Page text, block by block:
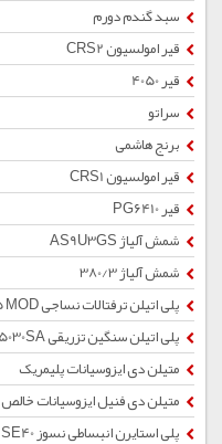
سبد گندم دورم
قیر امولسیون CRS2
قیر 4050
سراتو
برنج هاشمی
قیر امولسیون CRS1
قیر PG6410
شمش آلیاژ AS9U3GS
شمش آلیاژ 380/3
پلی اتیلن ترفتالات نساجی TG645 MOD
پلی اتیلن سنگین تزریقی 5030SA
متیلن دی ایزوسیانات پلیمریک
متیلن دی فنیل ایزوسیانات خالص
پلی استایرن انبساطی نسوز SE40